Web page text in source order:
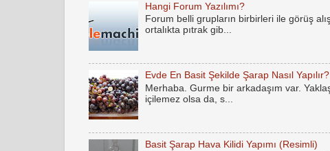
Hangi Forum Yazılımı?
Forum belli grupların birbirleri ile görüş
ortalıkta pıtrak gib...
Evde En Basit Şekilde Şarap Nasıl
Merhaba. Gurme bir arkadaşım var.
içilemez olsa da, s...
Basit Şarap Hava Kilidi Yapımı (Resimli)